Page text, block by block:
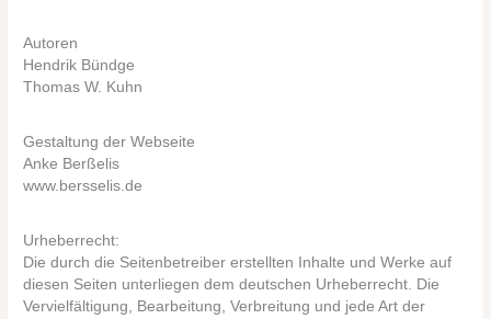
Autoren
Hendrik Bündge
Thomas W. Kuhn
Gestaltung der Webseite
Anke Berßelis
www.bersselis.de
Urheberrecht:
Die durch die Seitenbetreiber erstellten Inhalte und Werke auf
diesen Seiten unterliegen dem deutschen Urheberrecht. Die
Vervielfältigung, Bearbeitung, Verbreitung und jede Art der